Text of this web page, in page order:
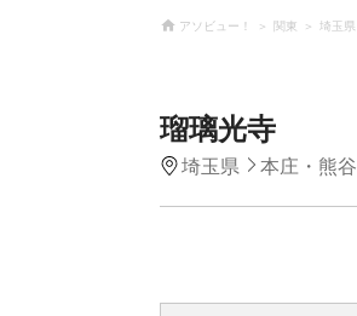
アソビュー！ 関東 埼玉県
瑠璃光寺
埼玉県 本庄・熊谷